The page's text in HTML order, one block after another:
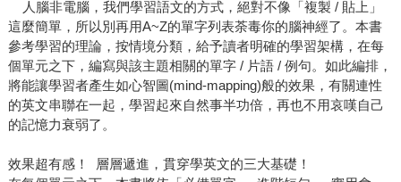
人腦非電腦，我們學習語文的方式，絕對不像「複製 / 貼上」
這麼簡單，所以別再用A~Z的單字列表荼毒你的腦神經了。本書
參考學習的理論，按情境分類，給予讀者明確的學習架構，在每
個單元之下，編寫與該主題相關的單字 / 片語 / 例句。如此編排，
將能讓學習者產生如心智圖(mind-mapping)般的效果，有關連性
的英文串聯在一起，學習起來自然事半功倍，再也不用哀嘆自己
的記憶力衰弱了。
效果超有感！ 層層遞進，貫穿學英文的三大基礎！